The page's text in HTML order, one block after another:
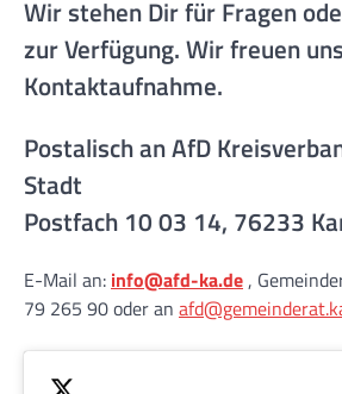
Wir stehen Dir für Fragen
zur Verfügung. Wir freuen
Kontaktaufnahme.
Postalisch an AfD
Stadt
Postfach 10 03 14, 76233
E-Mail an: info@afd-ka.de ,
79 265 90 oder an